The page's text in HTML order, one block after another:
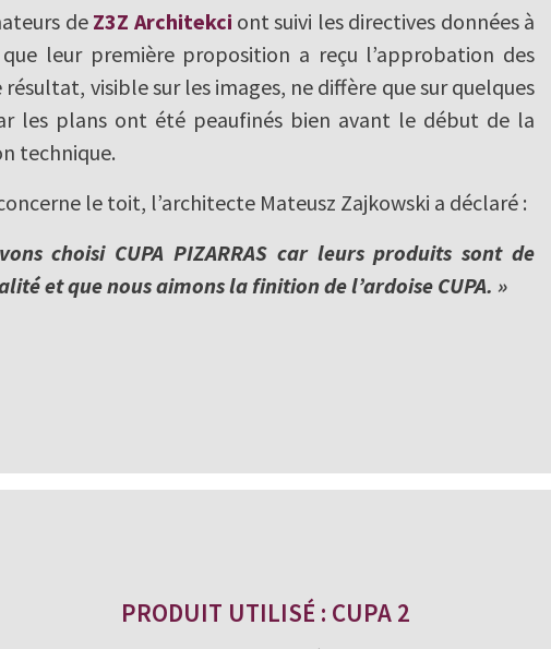
deZ3Z Architekci ont suivi les directives données à
leur première proposition a reçu l’approbation des
résultat, visible sur les images, ne diffère que sur quelques
les plans ont été peaufinés bien avant le début de la
technique.
le toit, l’architecte Mateusz Zajkowski a déclaré :
choisi CUPA PIZARRAS car leurs produits sont de
et que nous aimons la finition de l’ardoise CUPA. »
PRODUIT UTILISÉ : CUPA 2